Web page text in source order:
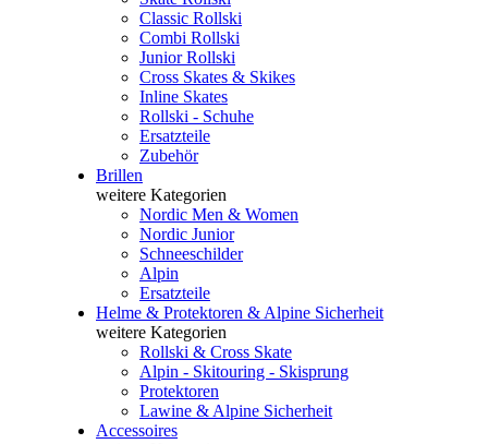
Classic Rollski
Combi Rollski
Junior Rollski
Cross Skates & Skikes
Inline Skates
Rollski - Schuhe
Ersatzteile
Zubehör
Brillen
weitere Kategorien
Nordic Men & Women
Nordic Junior
Schneeschilder
Alpin
Ersatzteile
Helme & Protektoren & Alpine Sicherheit
weitere Kategorien
Rollski & Cross Skate
Alpin - Skitouring - Skisprung
Protektoren
Lawine & Alpine Sicherheit
Accessoires